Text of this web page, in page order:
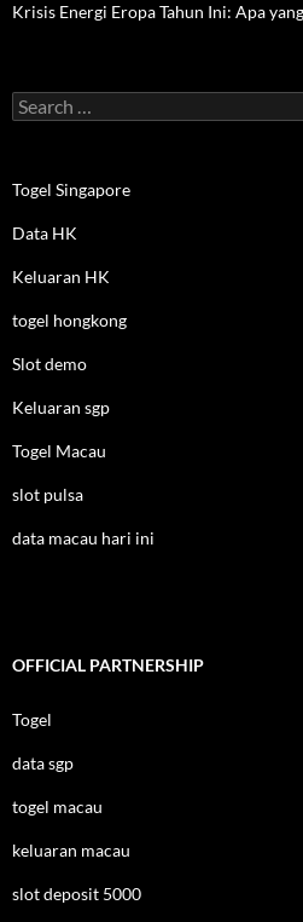
Krisis Energi Eropa Tahun Ini: Apa
Search
for:
Togel Singapore
Data HK
Keluaran HK
togel hongkong
Slot demo
Keluaran sgp
Togel Macau
slot pulsa
data macau hari ini
OFFICIAL PARTNERSHIP
Togel
data sgp
togel macau
keluaran macau
slot deposit 5000